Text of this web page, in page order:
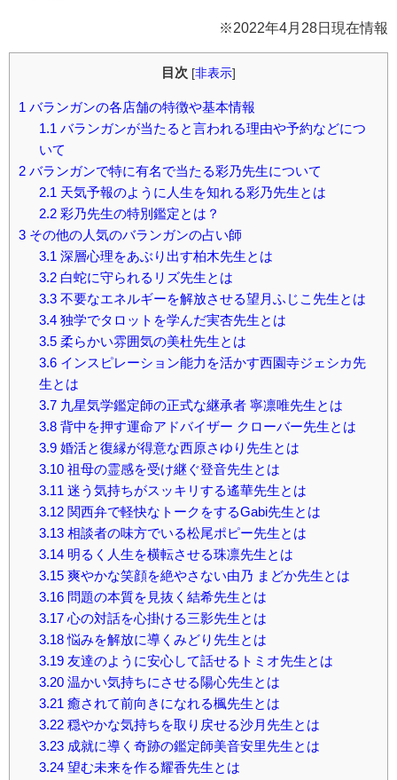
※2022年4月28日現在情報
目次 [非表示]
1 バランガンの各店舗の特徴や基本情報
1.1 バランガンが当たると言われる理由や予約などにつ
いて
2 バランガンで特に有名で当たる彩乃先生について
2.1 天気予報のように人生を知れる彩乃先生とは
2.2彩乃先生の特別鑑定とは？
3 その他の人気のバランガンの占い師
3.1 深層心理をあぶり出す柏木先生とは
3.2白蛇に守られるリズ先生とは
3.3不要なエネルギーを解放させる望月ふじこ先生とは
3.4独学でタロットを学んだ実杏先生とは
3.5柔らかい雰囲気の美杜先生とは
3.6インスピレーション能力を活かす西園寺ジェシカ先
生とは
3.7九星気学鑑定師の正式な継承者 寧凛唯先生とは
3.8背中を押す運命アドバイザー クローバー先生とは
3.9婚活と復縁が得意な西原さゆり先生とは
3.10祖母の霊感を受け継ぐ登音先生とは
3.11 迷う気持ちがスッキリする遙華先生とは
3.12関西弁で軽快なトークをするGabi先生とは
3.13相談者の味方でいる松尾ポピー先生とは
3.14明るく人生を横転させる珠凛先生とは
3.15爽やかな笑顔を絶やさない由乃 まどか先生とは
3.16問題の本質を見抜く結希先生とは
3.17心の対話を心掛ける三影先生とは
3.18悩みを解放に導くみどり先生とは
3.19友達のように安心して話せるトミオ先生とは
3.20温かい気持ちにさせる陽心先生とは
3.21 癒されて前向きになれる楓先生とは
3.22穏やかな気持ちを取り戻せる沙月先生とは
3.23成就に導く奇跡の鑑定師美音安里先生とは
3.24望む未来を作る耀香先生とは